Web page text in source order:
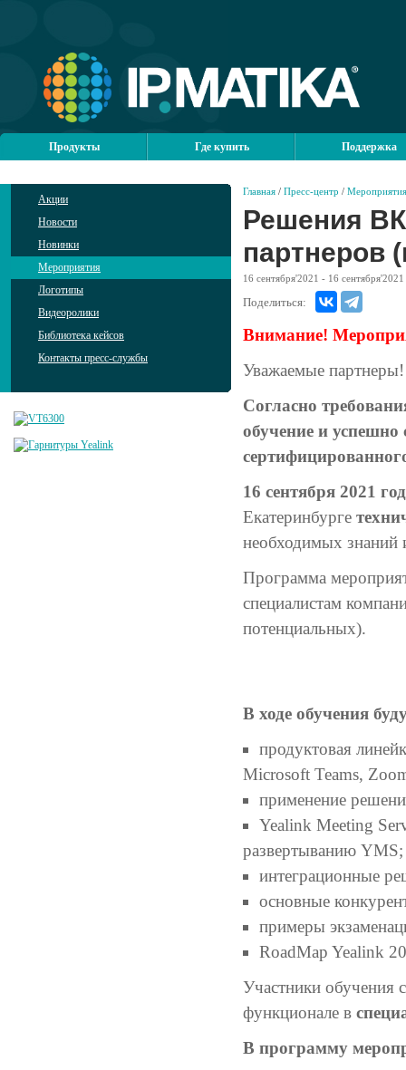
Продукты Где купить Поддержка
Акции
Новости
Новинки
Мероприятия
Логотипы
Видеоролики
Библиотека кейсов
Контакты пресс-службы
Главная / Пресс-центр / Мероприятия
Решения
партнеров
16 сентября'2021 - 16 сентября'2021
Поделиться:
Внимание!
Уважаемые партнеры!
Согласно
обучение и успешно
16 сентября 2021
Екатеринбурге
необходимых
Программа
специалистам
потенциальных).
В ходе обучения
продуктовая
Microsoft Teams,
применение
Yealink Meeting
развертыванию YMS;
интеграционные
основные
примеры
RoadMap Yealink
Участники обучения
функционале в
В программу